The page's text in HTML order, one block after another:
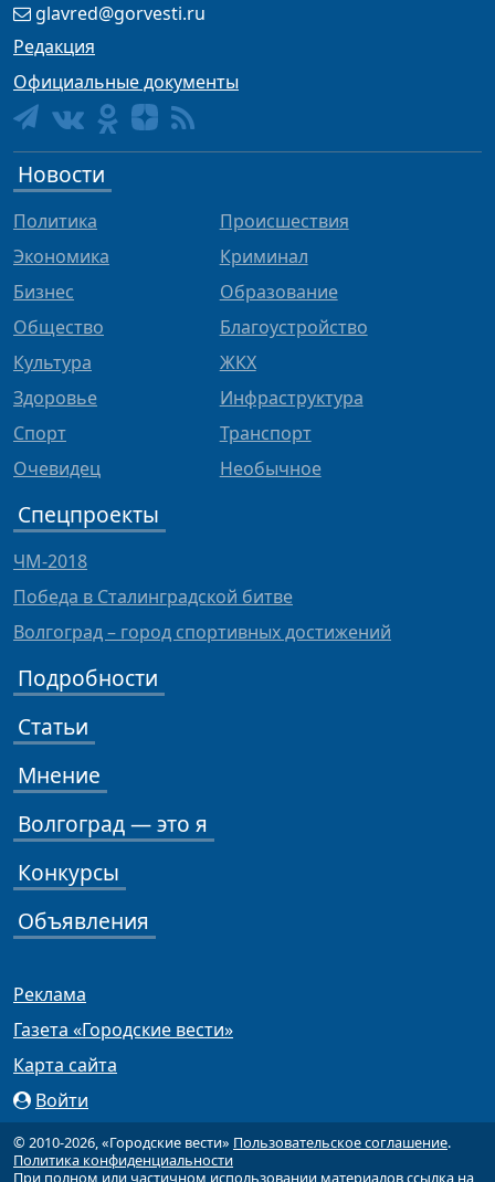
glavred@gorvesti.ru
Редакция
Официальные документы
Новости
Политика
Экономика
Бизнес
Общество
Культура
Здоровье
Спорт
Очевидец
Происшествия
Криминал
Образование
Благоустройство
ЖКХ
Инфраструктура
Транспорт
Необычное
Спецпроекты
ЧМ-2018
Победа в Сталинградской битве
Волгоград – город спортивных достижений
Подробности
Статьи
Мнение
Волгоград — это я
Конкурсы
Объявления
Реклама
Газета «Городские вести»
Карта сайта
Войти
© 2010-2026, «Городские вести» Пользовательское соглашение.
Политика конфиденциальности